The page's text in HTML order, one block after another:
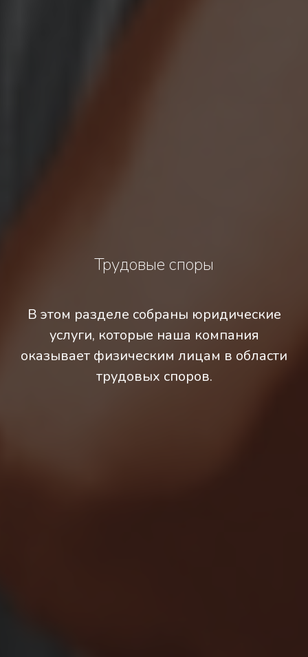
Трудовые споры
В этом разделе собраны юридические
услуги, которые наша компания
оказывает физическим лицам в области
трудовых споров.